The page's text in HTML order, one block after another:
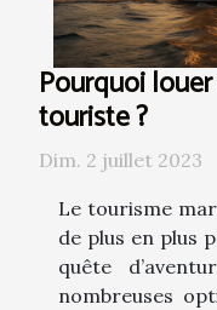
Pourquoi
touriste ?
Dim. 2 juillet 2023
Le tourisme
de plus en plus
quête
nombreuses